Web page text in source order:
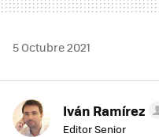
5 Octubre 2021
Iván Ramírez
Editor Senior